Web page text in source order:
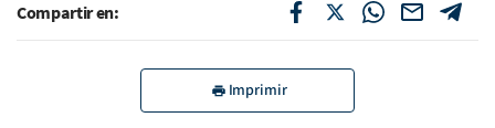
Compartir en:
Imprimir